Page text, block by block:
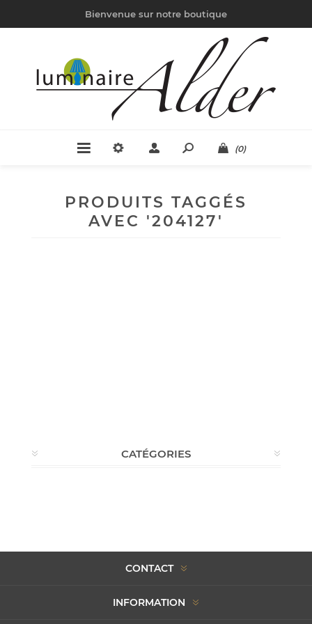
Bienvenue sur notre boutique
(0)
PRODUITS TAGGÉS
AVEC '204127'
CATÉGORIES
CONTACT
INFORMATION